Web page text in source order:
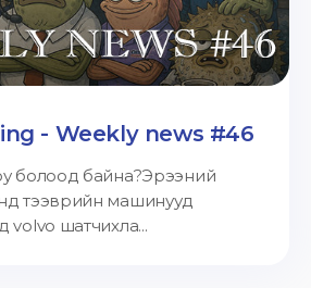
- Weekly news #46
болоод байна?Эрээний
тээврийн машинууд
volvo шатчихла...